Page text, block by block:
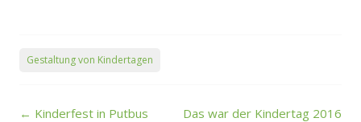
Gestaltung von Kindertagen
Post
← Kinderfest in Putbus
Das war der Kindertag 2016